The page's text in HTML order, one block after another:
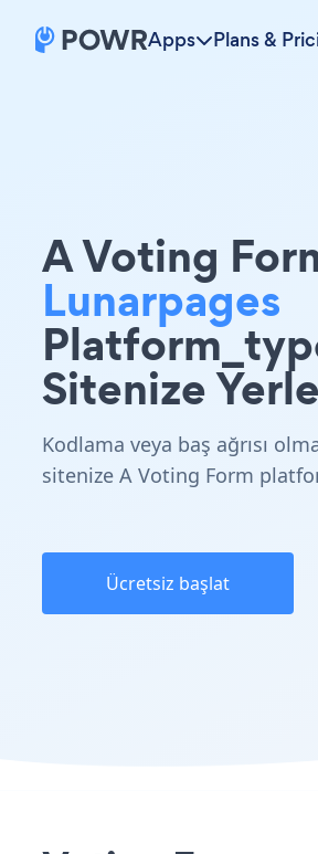
Apps Plans &
A Voting
Lunarpages
Sitenize
Kodlama veya baş ağrısı
sitenize A Voting Form
Ücretsiz başlat